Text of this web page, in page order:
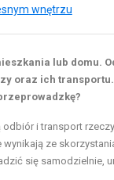
wnętrzu
lub domu.
oraz ich
i transport
ze
się samodzielnie,